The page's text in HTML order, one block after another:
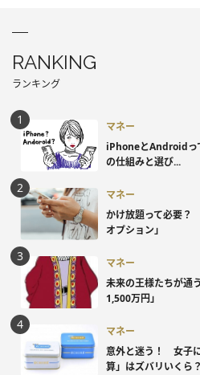
RANKING
ランキング
マネー
iPhoneとAndroidっ
の仕組みと選び...
マネー
かけ放題って必要？
オプション」
マネー
未来の王様たちが通
1,500万円」
マネー
意外と迷う！ 女子
算」はズバリいくら？